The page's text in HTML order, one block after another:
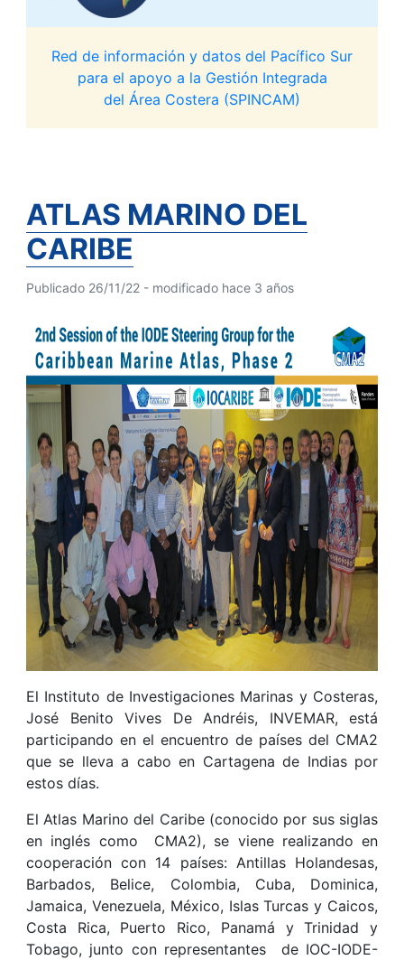
Red de información y datos del Pacífico Sur
para el apoyo a la Gestión Integrada
del Área Costera (SPINCAM)
ATLAS MARINO DEL
CARIBE
Publicado 26/11/22 - modificado hace 3 años
El Instituto de Investigaciones Marinas y Costeras,
José Benito Vives De Andréis, INVEMAR, está
participando en el encuentro de países del CMA2
que se lleva a cabo en Cartagena de Indias por
estos días.
El Atlas Marino del Caribe (conocido por sus siglas
en inglés como CMA2), se viene realizando en
cooperación con 14 países: Antillas Holandesas,
Barbados, Belice, Colombia, Cuba, Dominica,
Jamaica, Venezuela, México, Islas Turcas y Caicos,
Costa Rica, Puerto Rico, Panamá y Trinidad y
Tobago, junto con representantes de IOC-IODE-